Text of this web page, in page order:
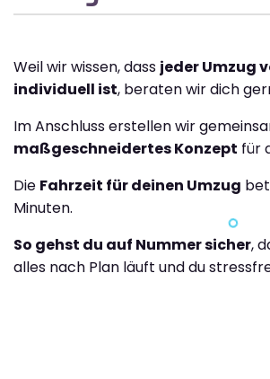
Weil wir wissen, dass jeder Umzug
individuell ist, beraten wir dich
Im Anschluss erstellen wir
maßgeschneidertes Konzept für
Die Fahrzeit für deinen Umzug
Minuten.
So gehst du auf Nummer sicher,
alles nach Plan läuft und du